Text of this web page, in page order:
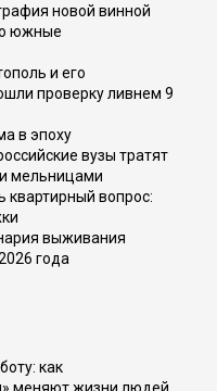
новой винной
южные
и его
проверку ливнем 9
в эпоху
вузы тратят
мельницами
квартирный вопрос:
выживания
года
как